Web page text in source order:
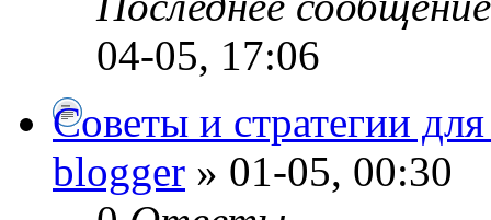
04-05, 17:06
Советы и стратегии
blogger » 01-05, 00:30